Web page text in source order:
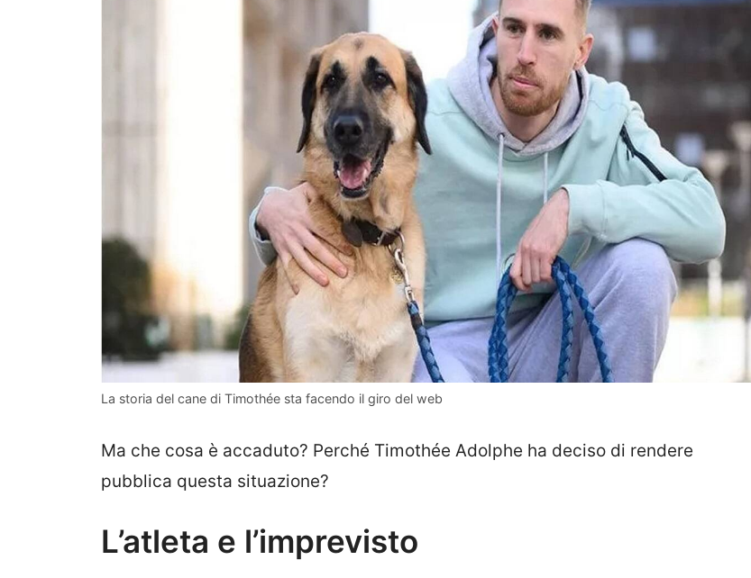
La storia del cane di Timothée sta facendo il giro del web
Ma che cosa è accaduto? Perché Timothée Adolphe ha deciso di rendere
pubblica questa situazione?
L’atleta e l’imprevisto